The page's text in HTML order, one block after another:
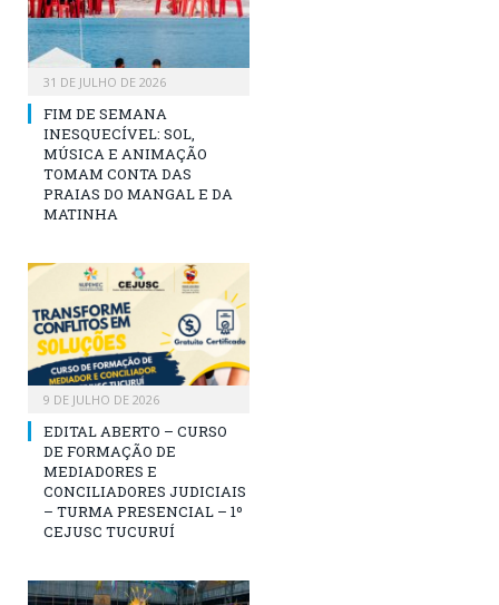
31 DE JULHO DE 2026
FIM DE SEMANA
INESQUECÍVEL: SOL,
MÚSICA E ANIMAÇÃO
TOMAM CONTA DAS
PRAIAS DO MANGAL E DA
MATINHA
9 DE JULHO DE 2026
EDITAL ABERTO – CURSO
DE FORMAÇÃO DE
MEDIADORES E
CONCILIADORES JUDICIAIS
– TURMA PRESENCIAL – 1º
CEJUSC TUCURUÍ